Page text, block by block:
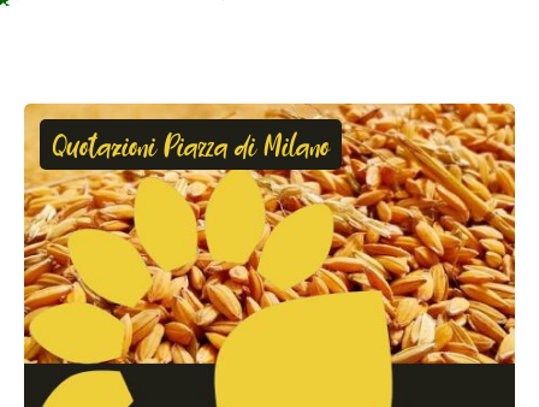
Quotazioni Piazza di Milano